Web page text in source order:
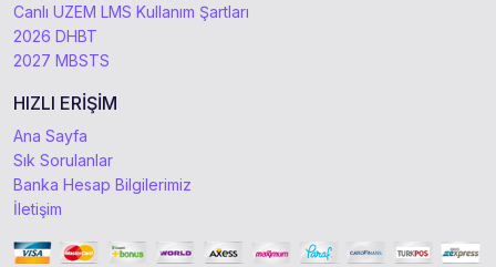
Canlı UZEM LMS Kullanım Şartları
2026 DHBT
2027 MBSTS
HIZLI ERİŞİM
Ana Sayfa
Sık Sorulanlar
Banka Hesap Bilgilerimiz
İletişim